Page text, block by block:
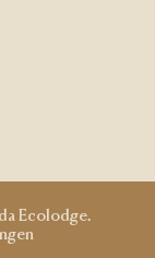
Ecolodge.